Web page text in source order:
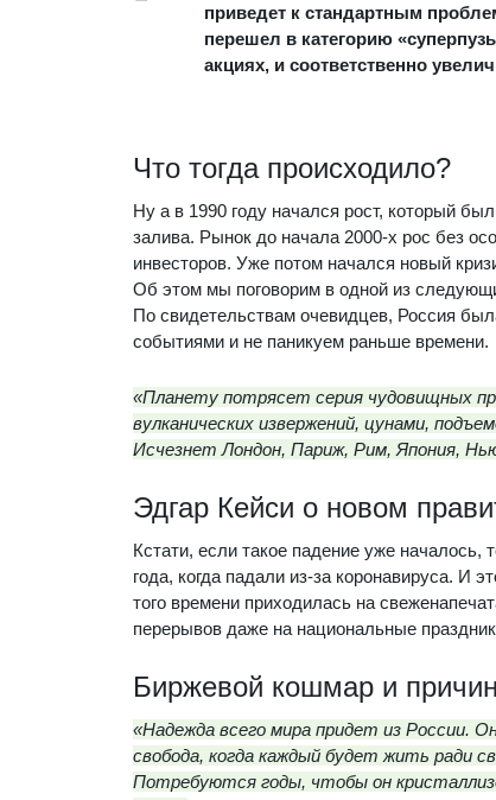
приведет к стандартным
перешел в категорию
акциях, и соответственно
Что тогда происходило?
Ну а в 1990 году начался рост, который
залива. Рынок до начала 2000-х рос без
инвесторов. Уже потом начался новый
Об этом мы поговорим в одной из
По свидетельствам очевидцев, Россия
событиями и не паникуем раньше времени.
«Планету потрясет серия чудовищных
вулканических извержений, цунами,
Исчезнет Лондон, Париж, Рим, Япония,
Эдгар Кейси о новом
Кстати, если такое падение уже началось,
года, когда падали из-за коронавируса. И
того времени приходилась на
перерывов даже на национальные
Биржевой кошмар и
«Надежда всего мира придет из России.
свобода, когда каждый будет жить ради
Потребуются годы, чтобы он